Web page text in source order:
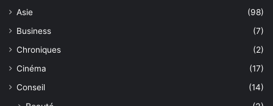
Asie
(98)
Business
(7)
Chroniques
(2)
Cinéma
(17)
Conseil
(14)